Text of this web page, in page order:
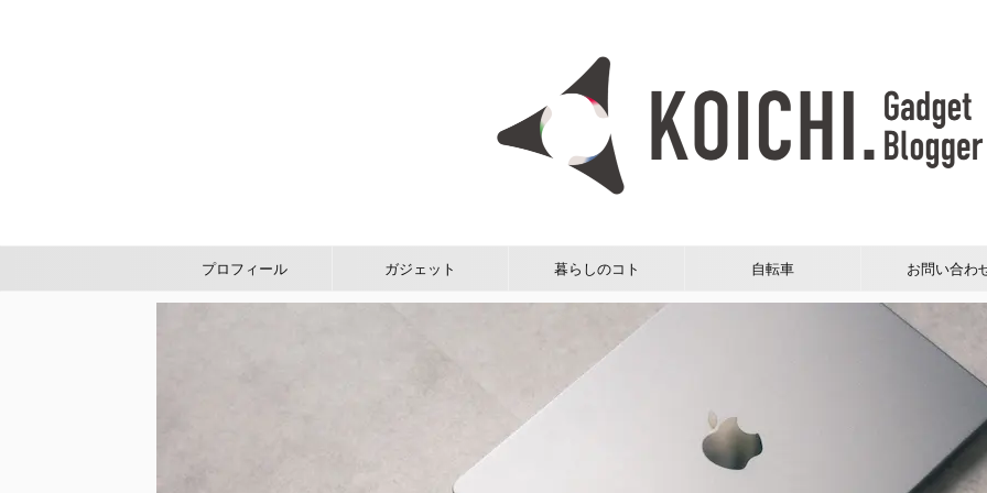
プロフィール ガジェット 暮らしのコト 自転車 お問い合わ